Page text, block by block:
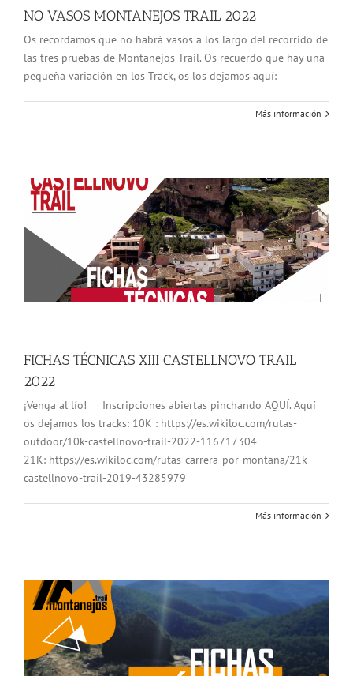
NO VASOS MONTANEJOS TRAIL 2022
Os recordamos que no habrá vasos a los largo del recorrido de
las tres pruebas de Montanejos Trail. Os recuerdo que hay una
pequeña variación en los Track, os los dejamos aquí:
Más información
FICHAS TÉCNICAS XIII CASTELLNOVO TRAIL
2022
¡Venga al lío! Inscripciones abiertas pinchando AQUÍ. Aquí
os dejamos los tracks: 10K : https://es.wikiloc.com/rutas-
outdoor/10k-castellnovo-trail-2022-116717304
21K: https://es.wikiloc.com/rutas-carrera-por-montana/21k-
castellnovo-trail-2019-43285979
Más información